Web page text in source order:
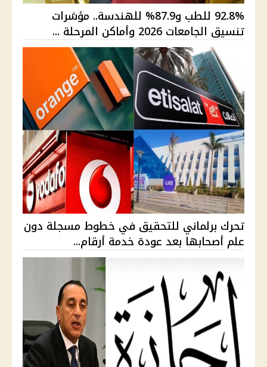
92.8% للطب و87.9% للهندسة.. مؤشرات
تنسيق الجامعات 2026 وأماكن المرحلة ...
تحرك برلماني للتحقيق في خطوط مسجلة دون
علم أصحابها بعد عودة خدمة أرقام...